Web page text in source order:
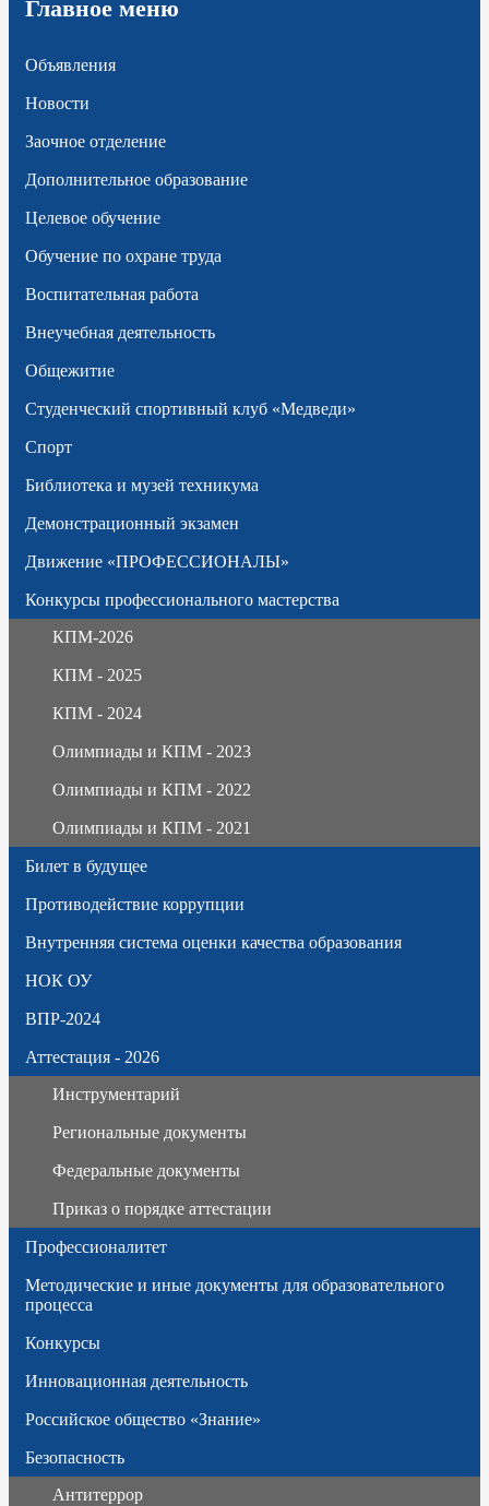
Главное меню
Объявления
Новости
Заочное отделение
Дополнительное образование
Целевое обучение
Обучение по охране труда
Воспитательная работа
Внеучебная деятельность
Общежитие
Студенческий спортивный клуб «Медведи»
Спорт
Библиотека и музей техникума
Демонстрационный экзамен
Движение «ПРОФЕССИОНАЛЫ»
Конкурсы профессионального мастерства
КПМ-2026
КПМ - 2025
КПМ - 2024
Олимпиады и КПМ - 2023
Олимпиады и КПМ - 2022
Олимпиады и КПМ - 2021
Билет в будущее
Противодействие коррупции
Внутренняя система оценки качества образования
НОК ОУ
ВПР-2024
Аттестация - 2026
Инструментарий
Региональные документы
Федеральные документы
Приказ о порядке аттестации
Профессионалитет
Методические и иные документы для образовательного
процесса
Конкурсы
Инновационная деятельность
Российское общество «Знание»
Безопасность
Антитеррор